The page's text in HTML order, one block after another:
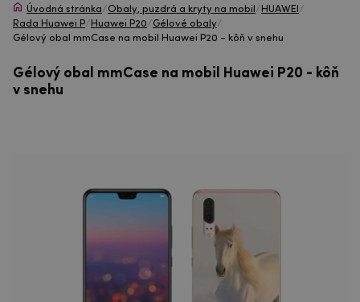
Úvodná stránka/Obaly, puzdrá a kryty na mobil / HUAWEI /
Rada Huawei P/ Huawei P20/Gélové obaly/
Gélový obal mmCase na mobil Huawei P20 - kôň v snehu
Gélový obal mmCase na mobil Huawei P20 - kôň
v snehu